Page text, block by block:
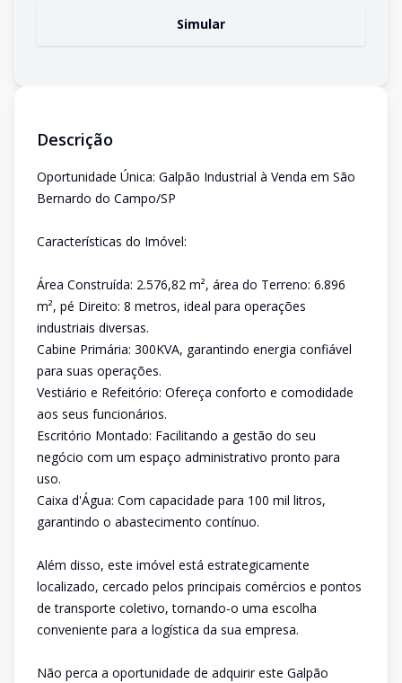
Simular
Descrição
Oportunidade Única: Galpão Industrial à Venda em São
Bernardo do Campo/SP
Características do Imóvel:
Área Construída: 2.576,82 m², área do Terreno: 6.896
m², pé Direito: 8 metros, ideal para operações
industriais diversas.
Cabine Primária: 300KVA, garantindo energia confiável
para suas operações.
Vestiário e Refeitório: Ofereça conforto e comodidade
aos seus funcionários.
Escritório Montado: Facilitando a gestão do seu
negócio com um espaço administrativo pronto para
uso.
Caixa d'Água: Com capacidade para 100 mil litros,
garantindo o abastecimento contínuo.
Além disso, este imóvel está estrategicamente
localizado, cercado pelos principais comércios e pontos
de transporte coletivo, tornando-o uma escolha
conveniente para a logística da sua empresa.
Não perca a oportunidade de adquirir este Galpão